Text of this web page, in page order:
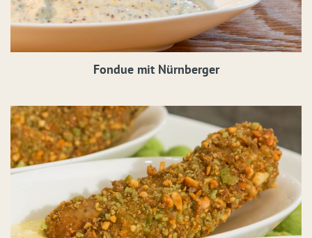
Fondue mit Nürnberger